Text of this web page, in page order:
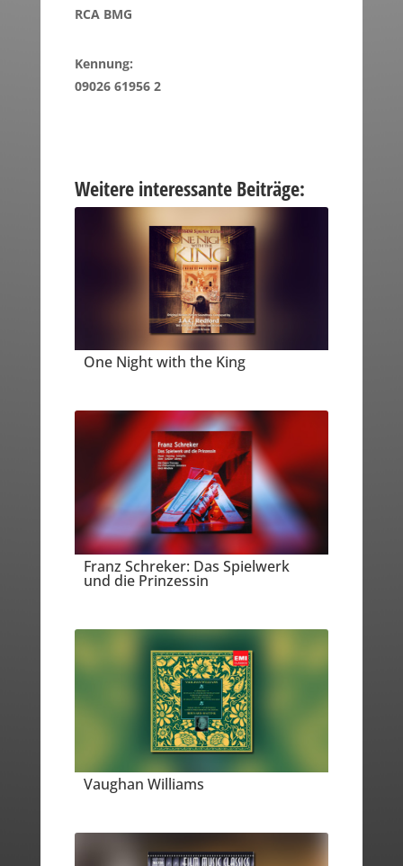
RCA BMG
Kennung:
09026 61956 2
Weitere interessante Beiträge:
One Night with the King
Franz Schreker: Das Spielwerk
und die Prinzessin
Vaughan Williams